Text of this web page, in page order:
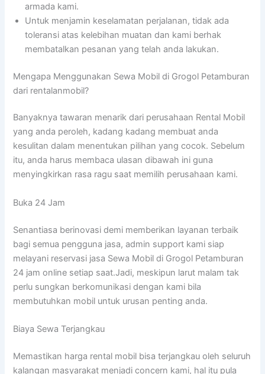
armada kami.
Untuk menjamin keselamatan perjalanan, tidak ada
toleransi atas kelebihan muatan dan kami berhak
membatalkan pesanan yang telah anda lakukan.
Mengapa Menggunakan Sewa Mobil di Grogol Petamburan
dari rentalanmobil?
Banyaknya tawaran menarik dari perusahaan Rental Mobil
yang anda peroleh, kadang kadang membuat anda
kesulitan dalam menentukan pilihan yang cocok. Sebelum
itu, anda harus membaca ulasan dibawah ini guna
menyingkirkan rasa ragu saat memilih perusahaan kami.
Buka 24 Jam
Senantiasa berinovasi demi memberikan layanan terbaik
bagi semua pengguna jasa, admin support kami siap
melayani reservasi jasa Sewa Mobil di Grogol Petamburan
24 jam online setiap saat.Jadi, meskipun larut malam tak
perlu sungkan berkomunikasi dengan kami bila
membutuhkan mobil untuk urusan penting anda.
Biaya Sewa Terjangkau
Memastikan harga rental mobil bisa terjangkau oleh seluruh
kalangan masyarakat menjadi concern kami, hal itu pula